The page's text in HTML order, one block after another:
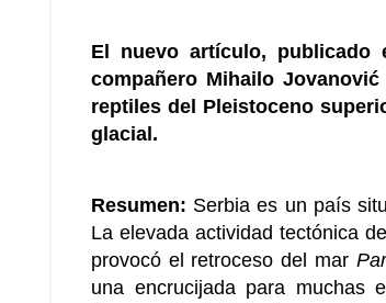
El nuevo artículo, publicado
compañero Mihailo
reptiles del Pleistoceno
glacial.
Resumen: Serbia es un país
La elevada actividad tectónica
provocó el retroceso del mar
una encrucijada para muchas